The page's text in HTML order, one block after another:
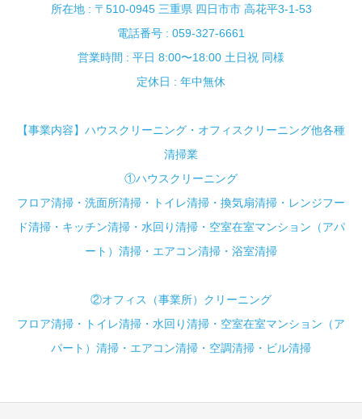
所在地 : 〒510-0945 三重県 四日市市 高花平3-1-53
電話番号 : 059-327-6661
営業時間 : 平日 8:00〜18:00 土日祝 同様
定休日 : 年中無休
【事業内容】ハウスクリーニング・オフィスクリーニング他各種
清掃業
①ハウスクリーニング
フロア清掃・洗面所清掃・トイレ清掃・換気扇清掃・レンジフー
ド清掃・キッチン清掃・水回り清掃・空室在室マンション（アパ
ート）清掃・エアコン清掃・浴室清掃
②オフィス（事業所）クリーニング
フロア清掃・トイレ清掃・水回り清掃・空室在室マンション（ア
パート）清掃・エアコン清掃・空調清掃・ビル清掃